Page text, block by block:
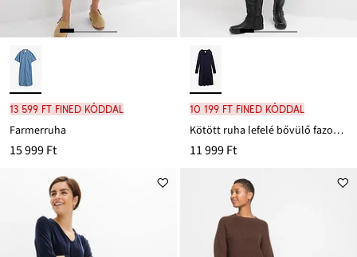
13 599 Ft FINED kóddal
Farmerruha
15 999 Ft
10 199 Ft FINED kóddal
Kötött ruha lefelé bővülő fazonban
11 999 Ft